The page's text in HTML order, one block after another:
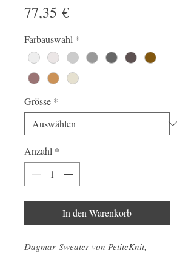
77,35 €Preis
Farbauswahl *
Grösse *
Anzahl *
In den Warenkorb
Dagmar Sweater von PetiteKnit,